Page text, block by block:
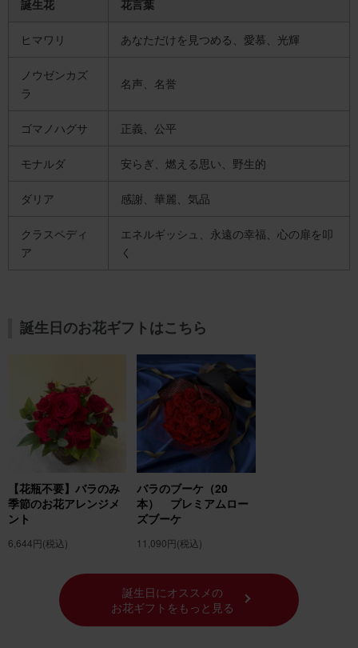
誕生花 花言葉
ヒマワリ あなただけを見つめる、愛慕、光輝
ノウゼンカズ
ラ
名声、名誉
ゴマノハグサ 正義、公平
モナルダ 安らぎ、燃える思い、野生的
ダリア 感謝、華麗、気品
クラスペディ
ア
エネルギッシュ、永遠の幸福、心の扉を叩
く
誕生日のお花ギフトはこちら
【花瓶不要】バラのみ
季節のお花アレンジメ
ント
6,644円(税込)
バラのブーケ（20
本） プレミアムロー
ズブーケ
11,090円(税込)
誕生日にオススメの
お花ギフトをもっと見る